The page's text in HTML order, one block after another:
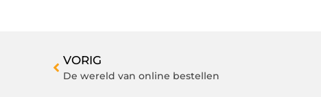
VORIG
De wereld van online bestellen